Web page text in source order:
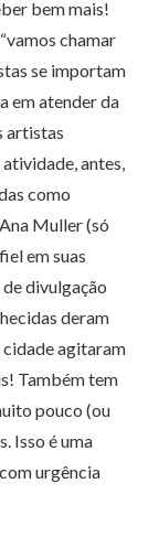
bem mais!
chamar
se importam
em atender da
artistas
antes,
como
Muller (só
em suas
divulgação
deram
cidade agitaram
Também tem
pouco (ou
Isso é uma
urgência